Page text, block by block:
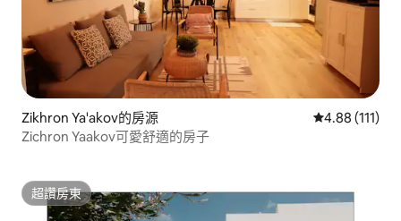
Zikhron Ya'akov的房源 從 111 則評價
4.88 (111)
Zichron Yaakov可愛舒適的房子
超讚房東
超讚房東